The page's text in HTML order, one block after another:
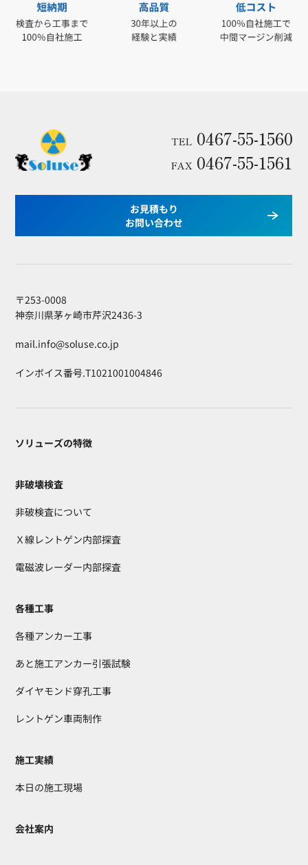
TEL 0467-55-1560
FAX 0467-55-1561
お見積もり
お問い合わせ
〒253-0008
神奈川県茅ヶ崎市芹沢2436-3
mail.info@soluse.co.jp
インボイス番号.T1021001004846
ソリューズの特徴
非破壊検査
非破検査について
Ｘ線レントゲン内部探査
電磁波レーダー内部探査
各種工事
各種アンカー工事
あと施工アンカー引張試験
ダイヤモンド穿孔工事
レントゲン車両制作
施工実績
本日の施工現場
会社案内